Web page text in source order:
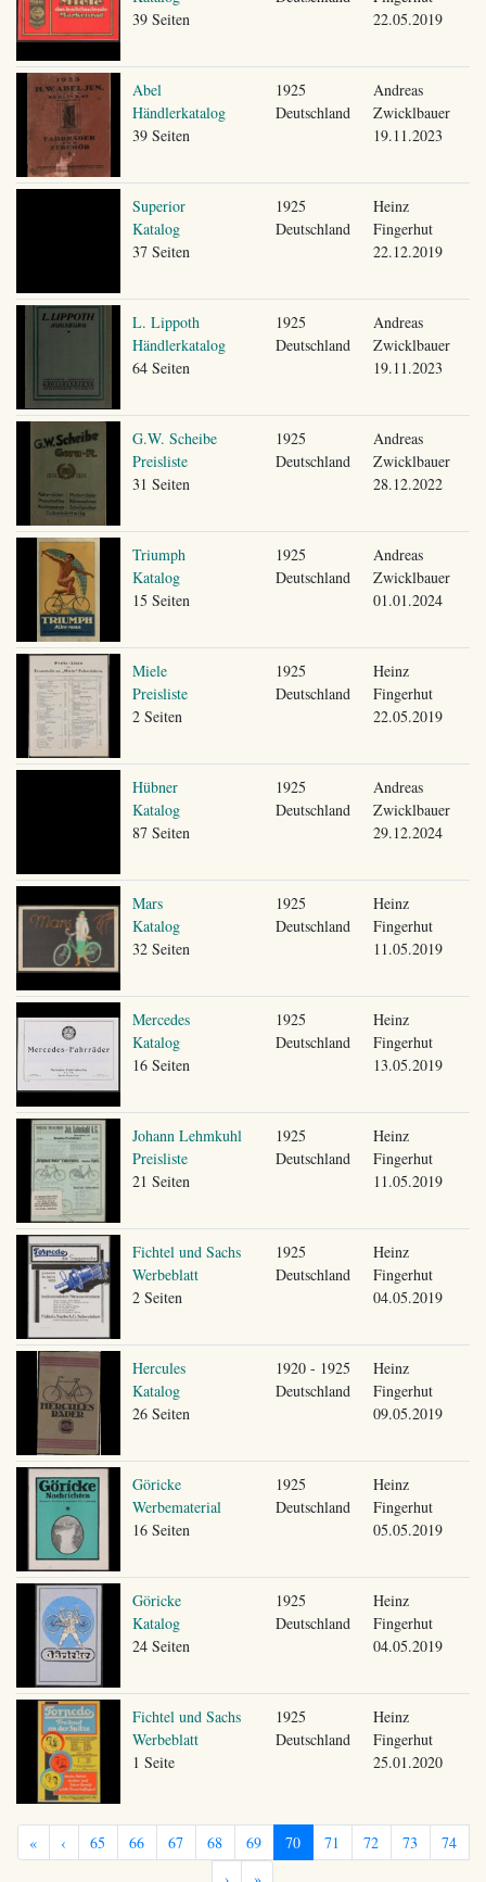
39 Seiten
22.05.2019
Abel
Händlerkatalog
39 Seiten
1925
Deutschland
Andreas
Zwicklbauer
19.11.2023
Superior
Katalog
37 Seiten
1925
Deutschland
Heinz
Fingerhut
22.12.2019
L. Lippoth
Händlerkatalog
64 Seiten
1925
Deutschland
Andreas
Zwicklbauer
19.11.2023
G.W. Scheibe
Preisliste
31 Seiten
1925
Deutschland
Andreas
Zwicklbauer
28.12.2022
Triumph
Katalog
15 Seiten
1925
Deutschland
Andreas
Zwicklbauer
01.01.2024
Miele
Preisliste
2 Seiten
1925
Deutschland
Heinz
Fingerhut
22.05.2019
Hübner
Katalog
87 Seiten
1925
Deutschland
Andreas
Zwicklbauer
29.12.2024
Mars
Katalog
32 Seiten
1925
Deutschland
Heinz
Fingerhut
11.05.2019
Mercedes
Katalog
16 Seiten
1925
Deutschland
Heinz
Fingerhut
13.05.2019
Johann Lehmkuhl
Preisliste
21 Seiten
1925
Deutschland
Heinz
Fingerhut
11.05.2019
Fichtel und Sachs
Werbeblatt
2 Seiten
1925
Deutschland
Heinz
Fingerhut
04.05.2019
Hercules
Katalog
26 Seiten
1920 - 1925
Deutschland
Heinz
Fingerhut
09.05.2019
Göricke
Werbematerial
16 Seiten
1925
Deutschland
Heinz
Fingerhut
05.05.2019
Göricke
Katalog
24 Seiten
1925
Deutschland
Heinz
Fingerhut
04.05.2019
Fichtel und Sachs
Werbeblatt
1 Seite
1925
Deutschland
Heinz
Fingerhut
25.01.2020
« ‹ 65 66 67 68 69 70 71 72 73
74
›
»